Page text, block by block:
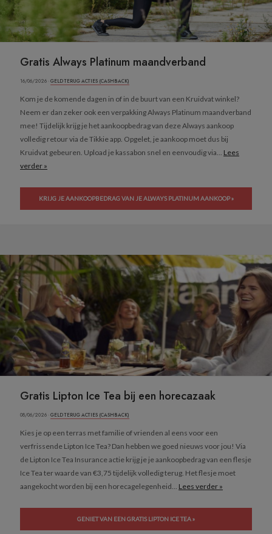
Gratis Always Platinum maandverband
16/06/2026 ·GELD TERUG ACTIES (CASHBACK)
Kom je de komende dagen in of in de buurt van een Kruidvat winkel?
Neem er dan zeker ook een verpakking Always Platinum maandverband
mee! Tijdelijk krijg je het aankoopbedrag van deze Always aankoop
volledig retour via de Tikkie app. Opgelet, je aankoop moet dus bij
Kruidvat gebeuren. Upload je kassabon snel en eenvoudig via... Lees
verder »
KRIJG JE AANKOOPBEDRAG VAN JE ALWAYS PLATINUM AANKOOP »
Gratis Lipton Ice Tea bij een horecazaak
08/06/2026 ·GELD TERUG ACTIES (CASHBACK)
Kies je op een terras met familie of vrienden al eens voor een
verfrissende Lipton Ice Tea? Dan hebben we goed nieuws voor jou! Via
de Lipton Ice Tea Insurance actie krijg je je aankoopbedrag van een flesje
Ice Tea ter waarde van €3,75 tijdelijk volledig terug. Het flesje moet
aangekocht worden bij een horecagelegenheid... Lees verder »
GENIET VAN EEN GRATIS LIPTON ICE TEA »